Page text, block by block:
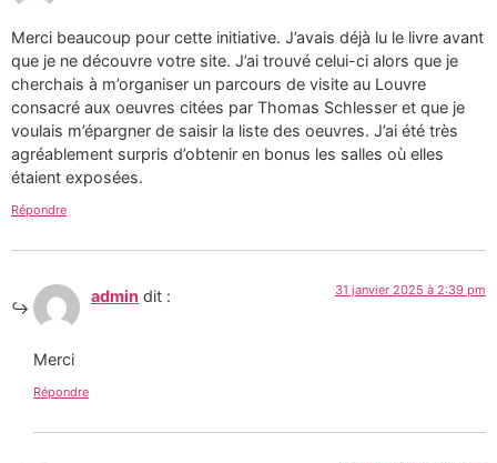
Merci beaucoup pour cette initiative. J’avais déjà lu le livre avant
que je ne découvre votre site. J’ai trouvé celui-ci alors que je
cherchais à m’organiser un parcours de visite au Louvre
consacré aux oeuvres citées par Thomas Schlesser et que je
voulais m’épargner de saisir la liste des oeuvres. J’ai été très
agréablement surpris d’obtenir en bonus les salles où elles
étaient exposées.
Répondre
admin dit : 31 janvier 2025 à 2:39 pm
Merci
Répondre